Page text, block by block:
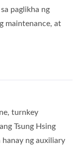
paglikha ng
maintenance, at
turnkey
Tsung Hsing
hanay ng auxiliary